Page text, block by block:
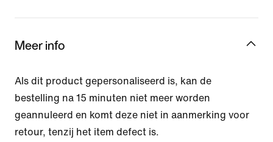
Meer info
Als dit product gepersonaliseerd is, kan de
bestelling na 15 minuten niet meer worden
geannuleerd en komt deze niet in aanmerking voor
retour, tenzij het item defect is.